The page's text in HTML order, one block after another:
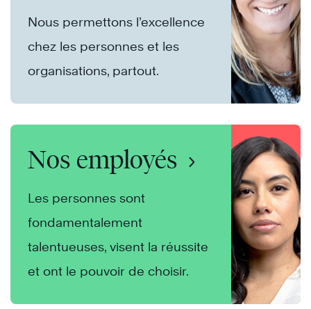
Nous permettons l’excellence
chez les personnes et les
organisations, partout.
Nos employés
Les personnes sont
fondamentalement
talentueuses, visent la réussite
et ont le pouvoir de choisir.